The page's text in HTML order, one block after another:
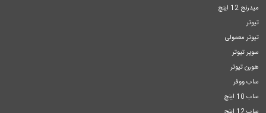
میدرنج 12 اینچ
تیوتر
تیوتر معمولی
سوپر تیوتر
هورن تیوتر
ساب ووفر
ساب 10 اینچ